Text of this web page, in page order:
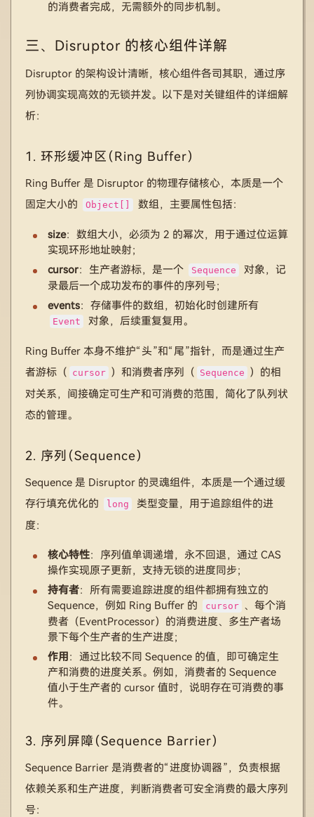
的消费者完成，无需额外的同步机制。
三、Disruptor 的核心组件详解
Disruptor 的架构设计清晰，核心组件各司其职，通过序
列协调实现高效的无锁并发。以下是对关键组件的详细解
析：
1. 环形缓冲区（Ring Buffer）
Ring Buffer 是 Disruptor 的物理存储核心，本质是一个
固定大小的
Object[] 数组，主要属性包括：
size：数组大小，必须为 2 的幂次，用于通过位运算
实现环形地址映射；
cursor：生产者游标，是一个 Sequence
对象，记
录最后一个成功发布的事件的序列号；
events：存储事件的数组，初始化时创建所有
Event 对象，后续重复复用。
Ring Buffer 本身不维护“头”和“尾”指针，而是通过生产
者游标（ cursor ）和消费者序列（ Sequence ）的相
对关系，间接确定可生产和可消费的范围，简化了队列状
态的管理。
2. 序列（Sequence）
Sequence 是 Disruptor 的灵魂组件，本质是一个通过缓
存行填充优化的
long
类型变量，用于追踪组件的进
度：
核心特性：序列值单调递增，永不回退，通过 CAS
操作实现原子更新，支持无锁的进度同步；
持有者：所有需要追踪进度的组件都拥有独立的
Sequence，例如 Ring Buffer 的
cursor 、每个消
费者（EventProcessor）的消费进度、多生产者场
景下每个生产者的生产进度；
作用 ：通过比较不同 Sequence 的值，即可确定生
产和消费的进度关系。例如，消费者的 Sequence
值小于生产者的 cursor 值时，说明存在可消费的事
件。
3. 序列屏障（Sequence Barrier）
Sequence Barrier 是消费者的“进度协调器”，负责根据
依赖关系和生产进度，判断消费者可安全消费的最大序列
号：